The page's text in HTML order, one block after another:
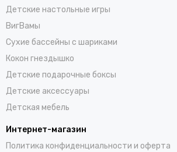
Детские настольные игры
ВигВамы
Cухие бассейны c шариками
Кокон гнездышко
Детские подарочные боксы
Детские аксессуары
Детская мебель
Интернет-магазин
Политика конфиденциальности и оферта